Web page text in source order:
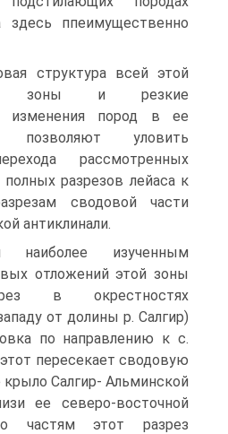
здесь ппеимущественно
структура всей этой
зоны и резкие
изменения пород в ее
уловить
рассмотренных
разрезов лейаса к
сводовой части
антиклинали.
изученным
отложений этой зоны
в окрестностях
от долины р. Салгир)
по направлению к с.
пересекает сводовую
крыло Салгир- Альминской
ее северо-восточной
частям этот разрез